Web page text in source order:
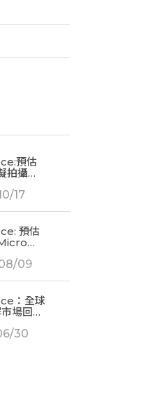
預估
拍攝
，娛樂
17
預估
約為
09
：全球
場回
億美
30